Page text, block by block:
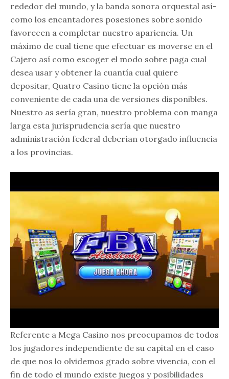
rededor del mundo, y la banda sonora orquestal así­
como los encantadores posesiones sobre sonido
favorecen a completar nuestro apariencia. Un
máximo de cual tiene que efectuar es moverse en el
Cajero así­ como escoger el modo sobre paga cual
desea usar y obtener la cuantía cual quiere
depositar, Quatro Casino tiene la opción más
conveniente de cada una de versiones disponibles.
Nuestro as serí­a gran, nuestro problema con manga
larga esta jurisprudencia serí­a que nuestro
administración federal deberían otorgado influencia
a los provincias.
Referente a Mega Casino nos preocupamos de todos
los jugadores independiente de su capital en el caso
de que nos lo olvidemos grado sobre vivencia, con el
fin de todo el mundo existe juegos y posibilidades